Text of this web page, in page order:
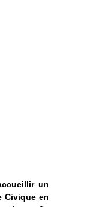
un
Civique en